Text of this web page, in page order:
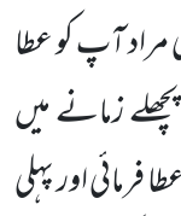
آپ کو عطا
زمانے میں
اور پہلی